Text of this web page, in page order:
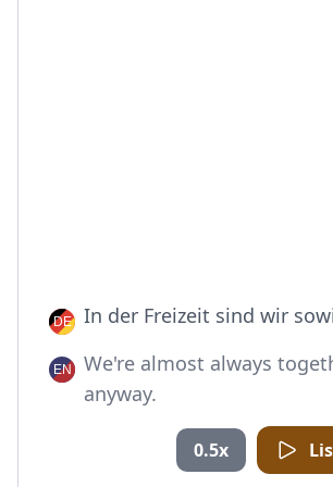
In der Freizeit sind wir
We're almost always
anyway.
0.5x